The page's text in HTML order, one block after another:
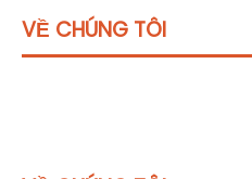
VỀ CHÚNG TÔI